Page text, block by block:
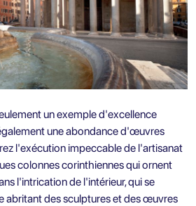
un exemple d'excellence
une abondance d'œuvres
l'exécution impeccable de l'artisanat
colonnes corinthiennes qui ornent
l'intrication de l'intérieur, qui se
abritant des sculptures et des œuvres